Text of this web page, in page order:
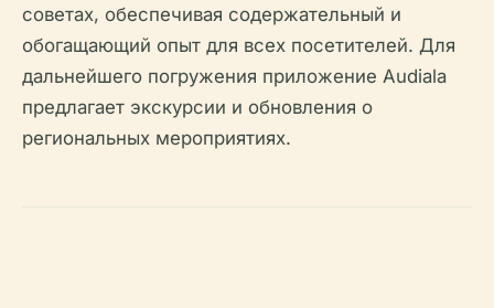
советах, обеспечивая содержательный и
обогащающий опыт для всех посетителей. Для
дальнейшего погружения приложение Audiala
предлагает экскурсии и обновления о
региональных мероприятиях.